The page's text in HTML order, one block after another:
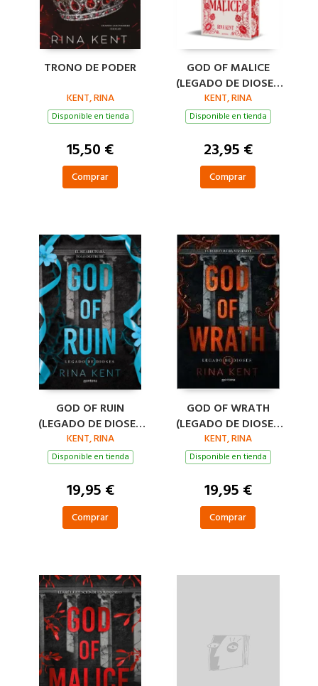
TRONO DE PODER
KENT, RINA
Disponible en tienda
15,50 €
Comprar
GOD OF MALICE
(LEGADO DE DIOSES
1)
KENT, RINA
Disponible en tienda
23,95 €
Comprar
GOD OF RUIN
(LEGADO DE DIOSES
4)
KENT, RINA
Disponible en tienda
19,95 €
Comprar
GOD OF WRATH
(LEGADO DE DIOSES
3)
KENT, RINA
Disponible en tienda
19,95 €
Comprar